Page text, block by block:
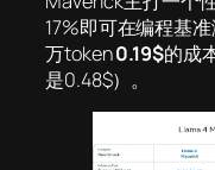
17%即可在编程基
万token0.19$的成
是0.48$）。